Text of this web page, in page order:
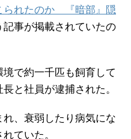
られたのか 『暗部』隠
記事が掲載されていたの
で約一千匹も飼育して
と社員が逮捕された。
、衰弱したり病気にな
ていた。